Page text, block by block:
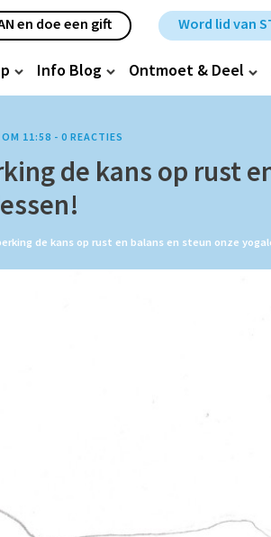
en doe een gift Word lid van
Info Blog Ontmoet & Deel
OM 11:58 - 0 REACTIES
de kans op rust
de kans op rust en balans en steun onze